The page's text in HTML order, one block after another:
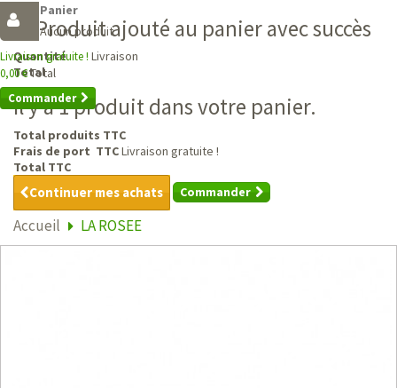
Panier
Aucun produit
Livraison gratuite ! Livraison
0,00 €Total
Commander
Produit ajouté au panier avec succès
Quantité
Total
Il y a 1 produit dans votre panier.
Total produits TTC
Frais de port TTCLivraison gratuite !
Total TTC
Continuer mes achats Commander
Accueil LA ROSEE